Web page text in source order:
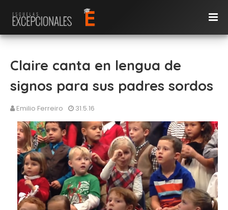
Claire canta en lengua de
signos para sus padres sordos
Emilio Ferreiro 31.5.16